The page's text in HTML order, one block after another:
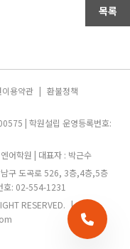
목록
이용약관 | 환불정책
| 학원설립 운영등록번호:
어학원 | 대표자 : 박근수
구 도곡로 526, 3층,4층,5층
호: 02-554-1231
RESERVED. |